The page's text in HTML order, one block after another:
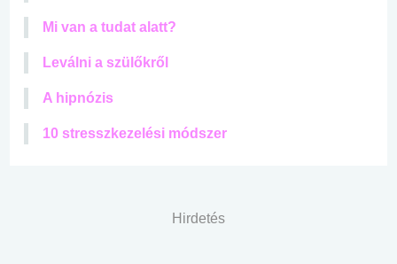
Mi van a tudat alatt?
Leválni a szülőkről
A hipnózis
10 stresszkezelési módszer
Hirdetés